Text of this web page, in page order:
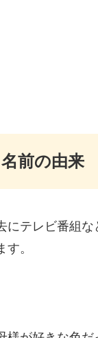
前の由来
にテレビ番組
。